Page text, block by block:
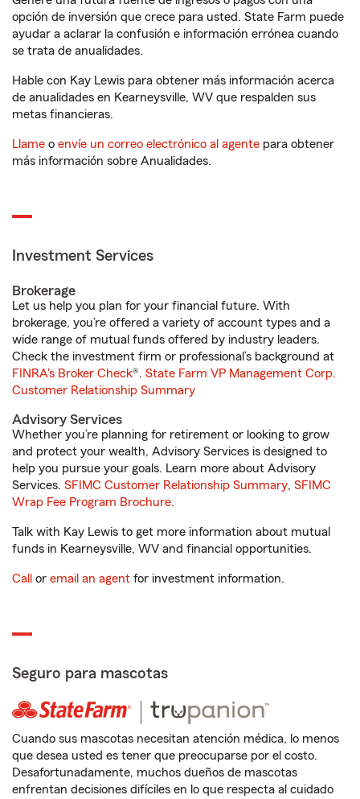
opción de inversión que crece para usted. State Farm puede
ayudar a aclarar la confusión e información errónea cuando
se trata de anualidades.
Hable con Kay Lewis para obtener más información acerca
de anualidades en Kearneysville, WV que respalden sus
metas financieras.
Llame o envíe un correo electrónico al agente para obtener
más información sobre Anualidades.
Investment Services
Brokerage
Let us help you plan for your financial future. With
brokerage, you’re offered a variety of account types and a
wide range of mutual funds offered by industry leaders.
Check the investment firm or professional’s background at
FINRA's Broker Check®. State Farm VP Management Corp.
Customer Relationship Summary
Advisory Services
Whether you’re planning for retirement or looking to grow
and protect your wealth, Advisory Services is designed to
help you pursue your goals. Learn more about Advisory
Services. SFIMC Customer Relationship Summary, SFIMC
Wrap Fee Program Brochure.
Talk with Kay Lewis to get more information about mutual
funds in Kearneysville, WV and financial opportunities.
Call or email an agent for investment information.
Seguro para mascotas
Cuando sus mascotas necesitan atención médica, lo menos
que desea usted es tener que preocuparse por el costo.
Desafortunadamente, muchos dueños de mascotas
enfrentan decisiones difíciles en lo que respecta al cuidado